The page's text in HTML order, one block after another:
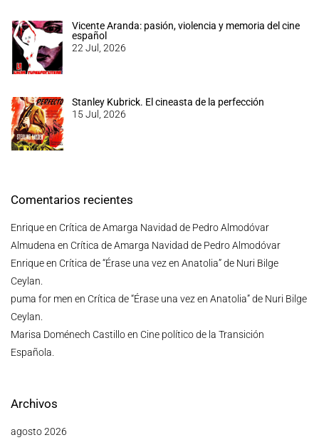
Vicente Aranda: pasión, violencia y memoria del cine
español
22 Jul, 2026
Stanley Kubrick. El cineasta de la perfección
15 Jul, 2026
Comentarios recientes
Enriqueen Crítica de Amarga Navidad de Pedro Almodóvar
Almudena en Crítica de Amarga Navidad de Pedro Almodóvar
Enriqueen Crítica de “Érase una vez en Anatolia” de Nuri Bilge
Ceylan.
puma for men en Crítica de “Érase una vez en Anatolia” de Nuri Bilge
Ceylan.
Marisa Doménech Castilloen Cine político de la Transición
Española.
Archivos
agosto 2026